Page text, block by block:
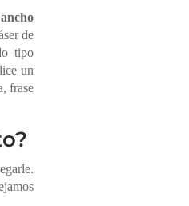
de
tipo
un
frase